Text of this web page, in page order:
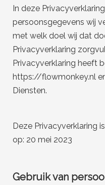
In deze
persoonsgegevens wij
met welk doel wij dat
Privacyverklaring
Privacyverklaring heeft
https://flowmonkey.nl
Diensten.
Deze Privacyverklaring
op: 20 mei 2023
Gebruik van